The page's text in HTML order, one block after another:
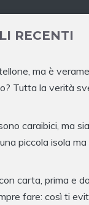
RECENTI
ma è
Tutta la verità
caraibici, ma
piccola isola
carta, prima e
fare: così ti